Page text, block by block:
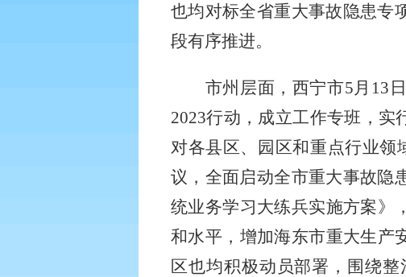
也均对标全省重大事故隐患专
段有序推进。
市州层面，西宁市5月13
2023行动，成立工作专班，
对各县区、园区和重点行业领
议，全面启动全市重大事故隐
统业务学习大练兵实施方案》
和水平，增加海东市重大生产
区也均积极动员部署，围绕